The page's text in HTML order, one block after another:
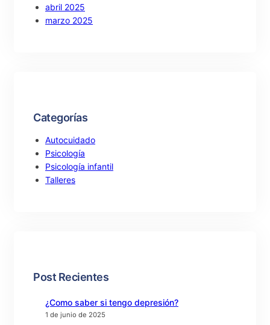
abril 2025
marzo 2025
Categorías
Autocuidado
Psicología
Psicología infantil
Talleres
Post Recientes
¿Como saber si tengo depresión?
1 de junio de 2025